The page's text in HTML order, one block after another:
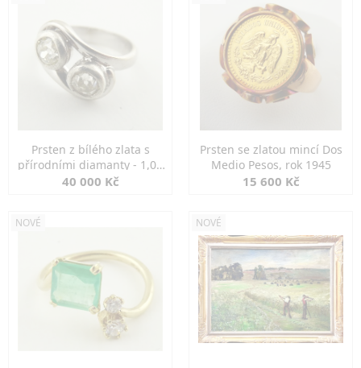
Prsten z bílého zlata s
přírodními diamanty - 1,00
ct
40 000 Kč
Prsten se zlatou mincí Dos
Medio Pesos, rok 1945
15 600 Kč
NOVÉ NOVÉ